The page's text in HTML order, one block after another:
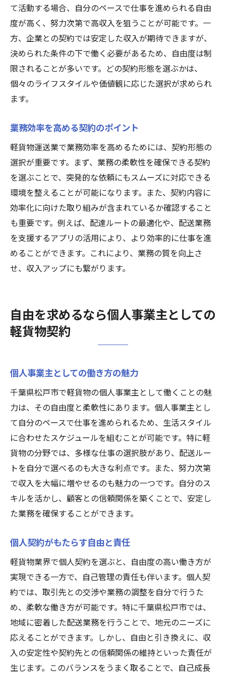
て活動する場合、自分のペースで仕事を進められる自由
度が高く、努力次第で高収入を狙うことが可能です。一
方、企業との契約では安定した収入が期待できますが、
決められた条件の下で働く必要があるため、自由度は制
限されることが多いです。どの契約形態を選ぶかは、
個々のライフスタイルや価値観に応じた選択が求められ
ます。
業務効率を高める契約のポイント
軽貨物運送業で業務効率を高めるためには、契約形態の
選択が重要です。まず、業務の柔軟性を確保できる契約
を選ぶことで、突発的な依頼にもスムーズに対応できる
環境を整えることが可能になります。また、契約内容に
効率化に向けた取り組みが含まれているか確認すること
も重要です。例えば、配達ルートの最適化や、配送業務
を支援するアプリの活用により、より効率的に仕事を進
めることができます。これにより、業務の質を向上さ
せ、収入アップにも繋がります。
自由を求めるなら個人事業主としての
軽貨物契約
個人事業主としての働き方の魅力
千葉県松戸市で軽貨物の個人事業主として働くことの魅
力は、その自由度と柔軟性にあります。個人事業主とし
て自分のペースで仕事を進められるため、生活スタイル
に合わせたスケジュールを組むことが可能です。特に軽
貨物の分野では、多様な仕事の選択肢があり、配送ルー
トを自分で選べるのも大きな利点です。また、努力次第
で収入を大幅に増やせるのも魅力の一つです。自分のス
キルを活かし、顧客との信頼関係を築くことで、安定し
た業務を確保することができます。
個人契約がもたらす自由と責任
軽貨物業界で個人契約を選ぶと、自由度の高い働き方が
実現できる一方で、自己管理の責任も伴います。個人契
約では、取引先との交渉や業務の調整を自分で行うた
め、柔軟な働き方が可能です。特に千葉県松戸市では、
地域に密着した配送業務を行うことで、地元のニーズに
応えることができます。しかし、自由と引き換えに、収
入の安定性や契約先との信頼関係の維持といった責任が
生じます。このバランスをうまく取ることで、自己成長